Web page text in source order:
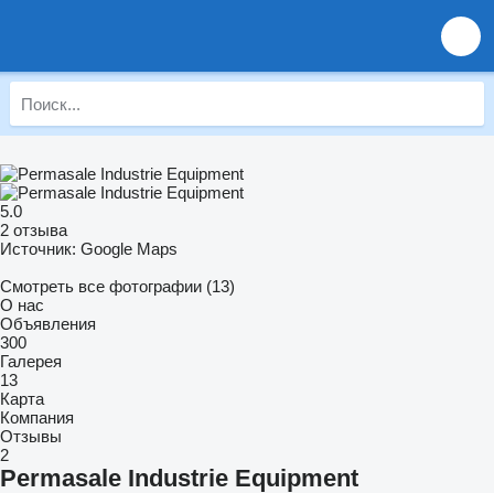
5.0
2 отзыва
Источник: Google Maps
Смотреть все фотографии (13)
О нас
Объявления
300
Галерея
13
Карта
Компания
Отзывы
2
Permasale Industrie Equipment